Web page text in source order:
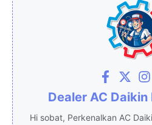
e
Dealer AC
Hi sobat, Perkenalkan AC